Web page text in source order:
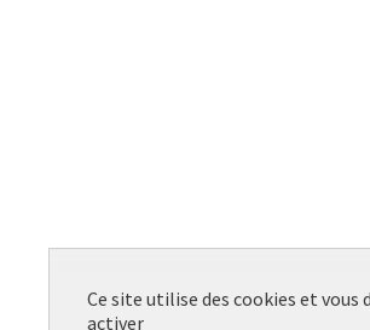
Ce site utilise des cookies et vous
activer